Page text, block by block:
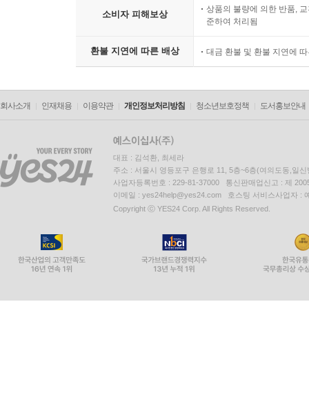
소비자 피해보상
상품의 불량에 의한 반품,
준하여 처리됨
환불 지연에 따른 배상 대금 환불 및 환불 지연에
회사소개 인재채용 이용약관 개인정보처리방침 청소년보호정책 도서홍보안내
대표 : 김석환, 최세라
주소 : 서울시 영등포구 은행로 11, 5층~6층(여의도동,일신
사업자등록번호 : 229-81-37000 통신판매업신고 : 제
이메일 : yes24help@yes24.com 호스팅 서비스사업자 :
Copyright ⓒ YES24 Corp. All Rights Reserved.